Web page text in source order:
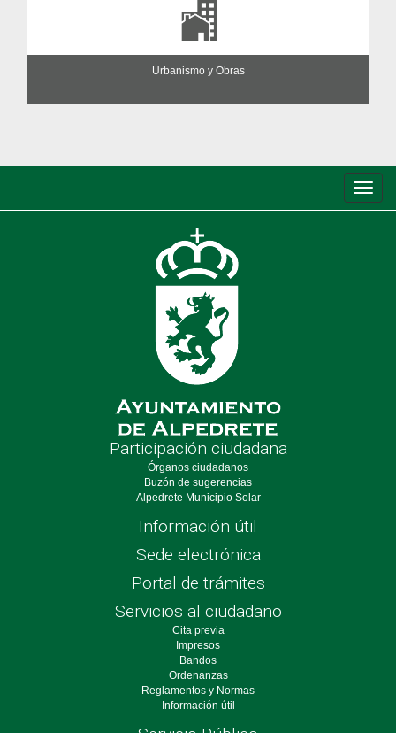
Urbanismo y Obras
de
Participación ciudadana
Órganos ciudadanos
Buzón de sugerencias
Alpedrete Municipio Solar
Información útil
Sede electrónica
Portal de trámites
Servicios al ciudadano
Cita previa
Impresos
Bandos
Ordenanzas
Reglamentos y Normas
Información útil